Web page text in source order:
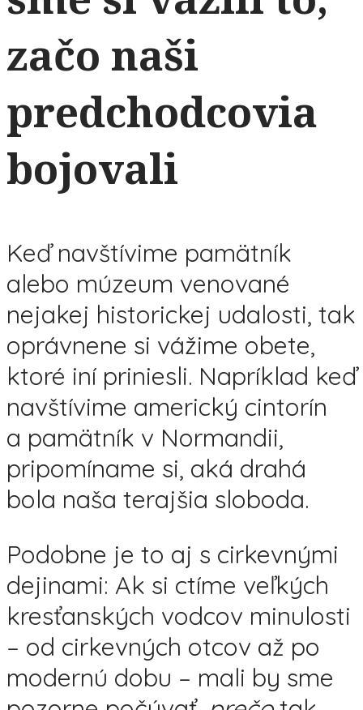
začo naši
predchodcovia
bojovali
Keď navštívime pamätník
alebo múzeum venované
nejakej historickej udalosti, tak
oprávnene si vážime obete,
ktoré iní priniesli. Napríklad keď
navštívime americký cintorín
a pamätník v Normandii,
pripomíname si, aká drahá
bola naša terajšia sloboda.
Podobne je to aj s cirkevnými
dejinami: Ak si ctíme veľkých
kresťanských vodcov minulosti
– od cirkevných otcov až po
modernú dobu – mali by sme